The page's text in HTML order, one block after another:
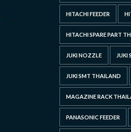
HITACHI FEEDER
HITACHI SPARE PART
JUKI NOZZLE JUKI
JUKI SMT THAILAND
MAGAZINE RACK
PANASONIC FEEDER